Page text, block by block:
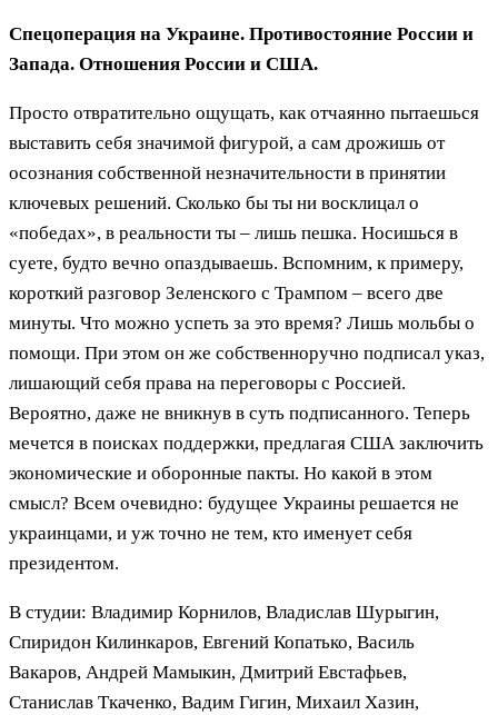
Спецоперация на Украине. Противостояние России и
Запада. Отношения России и США.
Просто отвратительно ощущать, как отчаянно пытаешься
выставить себя значимой фигурой, а сам дрожишь от
осознания собственной незначительности в принятии
ключевых решений. Сколько бы ты ни восклицал о
«победах», в реальности ты – лишь пешка. Носишься в
суете, будто вечно опаздываешь. Вспомним, к примеру,
короткий разговор Зеленского с Трампом – всего две
минуты. Что можно успеть за это время? Лишь мольбы о
помощи. При этом он же собственноручно подписал указ,
лишающий себя права на переговоры с Россией.
Вероятно, даже не вникнув в суть подписанного. Теперь
мечется в поисках поддержки, предлагая США заключить
экономические и оборонные пакты. Но какой в этом
смысл? Всем очевидно: будущее Украины решается не
украинцами, и уж точно не тем, кто именует себя
президентом.
В студии: Владимир Корнилов, Владислав Шурыгин,
Спиридон Килинкаров, Евгений Копатько, Василь
Вакаров, Андрей Мамыкин, Дмитрий Евстафьев,
Станислав Ткаченко, Вадим Гигин, Михаил Хазин,